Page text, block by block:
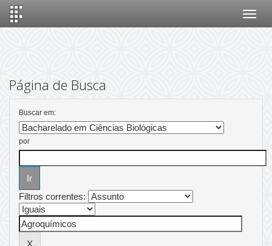
Página de Busca
Buscar em:
por
Filtros correntes: